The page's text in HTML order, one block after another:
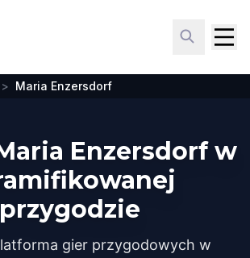
> Maria Enzersdorf
Enzersdorf w
przygodzie
gier przygodowych w